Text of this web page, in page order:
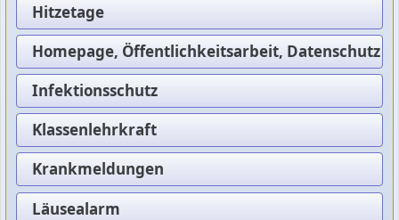
Hitzetage
Homepage, Öffentlichkeitsarbeit, Datenschutz
Infektionsschutz
Klassenlehrkraft
Krankmeldungen
Läusealarm